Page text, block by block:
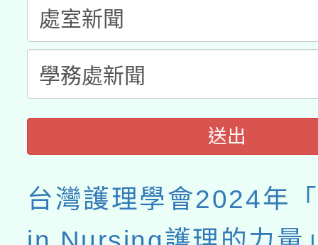
送出
台灣護理學會2024年